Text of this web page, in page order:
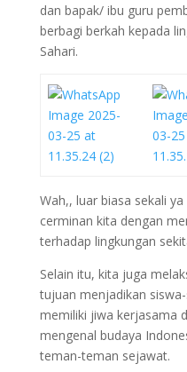
dan bapak/ ibu guru
berbagi berkah kepada
Sahari.
Wah,, luar biasa sekali
cerminan kita dengan
terhadap lingkungan
Selain itu, kita juga
tujuan menjadikan
memiliki jiwa kerjasama
mengenal budaya
teman-teman sejawat.